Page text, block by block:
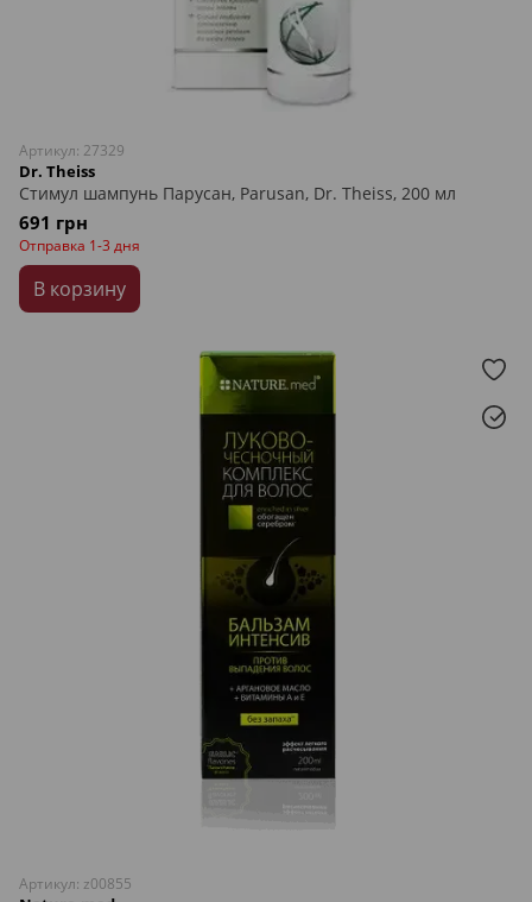
Артикул: 27329
Dr. Theiss
Стимул шампунь Парусан, Parusan, Dr. Theiss, 200 мл
691 грн
Отправка 1-3 дня
В корзину
Артикул: z00855